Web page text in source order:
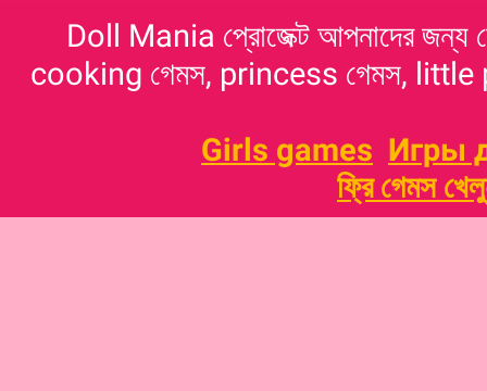
Doll Mania প্রোজেক্ট আপনাদের
cooking গেমস, princess গেমস, little
Girls games Игры
ফ্রি গেমস